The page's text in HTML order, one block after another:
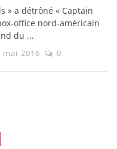
» a détrôné « Captain
office nord-américain
du ...
mai 2016 0